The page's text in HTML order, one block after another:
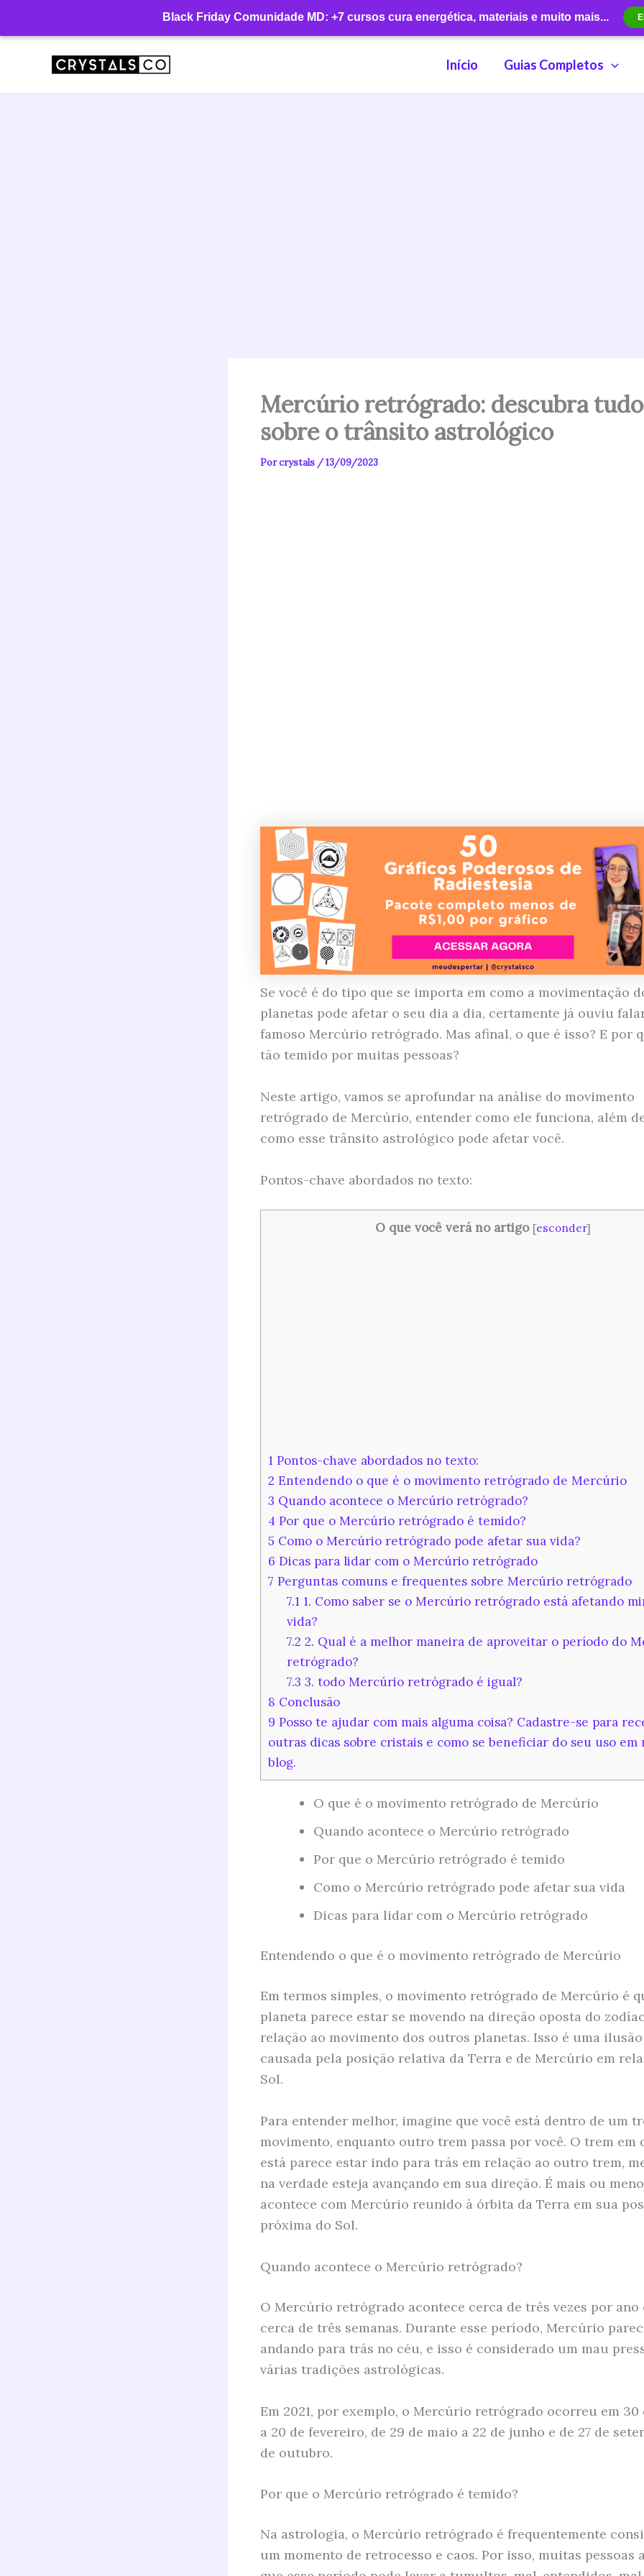
Black Friday Comunidade MD: +7 cursos cura energética, materiais e muito mais...
conteúdo
Início Guias Completos
Mercúrio retrógrado: descubra tudo
sobre o trânsito astrológico
Porcrystals /13/09/2023
Se você é do tipo que se importa em como a movimentação
planetas pode afetar o seu dia a dia, certamente já ouviu
famoso Mercúrio retrógrado. Mas afinal, o que é isso? E por
tão temido por muitas pessoas?
Neste artigo, vamos se aprofundar na análise do movimento
retrógrado de Mercúrio, entender como ele funciona, além
como esse trânsito astrológico pode afetar você.
Pontos-chave abordados no texto:
O que você verá no artigo [esconder]
1 Pontos-chave abordados no texto:
2 Entendendo o que é o movimento retrógrado de Mercúrio
3 Quando acontece o Mercúrio retrógrado?
4 Por que o Mercúrio retrógrado é temido?
5 Como o Mercúrio retrógrado pode afetar sua vida?
6 Dicas para lidar com o Mercúrio retrógrado
7 Perguntas comuns e frequentes sobre Mercúrio retrógrado
7.11. Como saber se o Mercúrio retrógrado está afetando
vida?
7.2 2. Qual é a melhor maneira de aproveitar o período do
retrógrado?
7.3 3. todo Mercúrio retrógrado é igual?
8 Conclusão
9 Posso te ajudar com mais alguma coisa? Cadastre-se para
outras dicas sobre cristais e como se beneficiar do seu uso em
blog.
O que é o movimento retrógrado de Mercúrio
Quando acontece o Mercúrio retrógrado
Por que o Mercúrio retrógrado é temido
Como o Mercúrio retrógrado pode afetar sua vida
Dicas para lidar com o Mercúrio retrógrado
Entendendo o que é o movimento retrógrado de Mercúrio
Em termos simples, o movimento retrógrado de Mercúrio é
planeta parece estar se movendo na direção oposta do
relação ao movimento dos outros planetas. Isso é uma
causada pela posição relativa da Terra e de Mercúrio em
Sol.
Para entender melhor, imagine que você está dentro de um
movimento, enquanto outro trem passa por você. O trem em
está parece estar indo para trás em relação ao outro trem,
na verdade esteja avançando em sua direção. É mais ou
acontece com Mercúrio reunido à órbita da Terra em sua
próxima do Sol.
Quando acontece o Mercúrio retrógrado?
O Mercúrio retrógrado acontece cerca de três vezes por ano
cerca de três semanas. Durante esse período, Mercúrio
andando para trás no céu, e isso é considerado um mau
várias tradições astrológicas.
Em 2021, por exemplo, o Mercúrio retrógrado ocorreu em 30
a 20 de fevereiro, de 29 de maio a 22 de junho e de 27 de
de outubro.
Por que o Mercúrio retrógrado é temido?
Na astrologia, o Mercúrio retrógrado é frequentemente
um momento de retrocesso e caos. Por isso, muitas pessoas